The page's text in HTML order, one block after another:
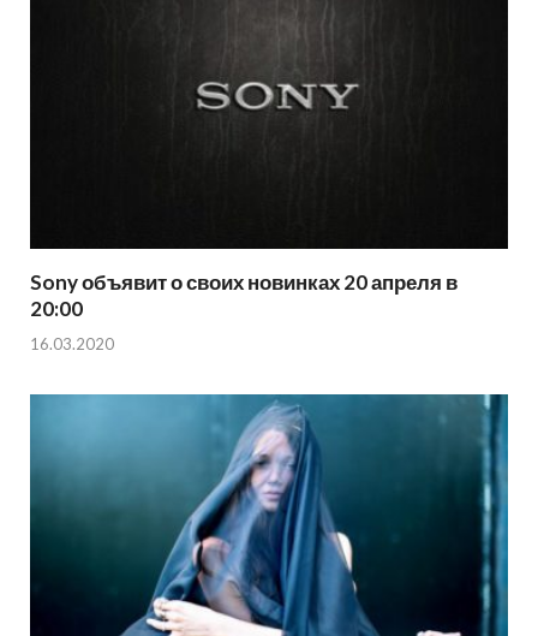
Sony объявит о своих новинках 20 апреля в
20:00
16.03.2020